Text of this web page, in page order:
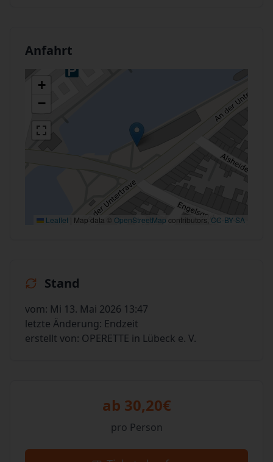
Anfahrt
+
−
Leaflet | Map data © OpenStreetMap contributors, CC-BY-SA
Stand
vom: Mi 13. Mai 2026 13:47
letzte Änderung: Endzeit
erstellt von: OPERETTE in Lübeck e. V.
ab 30,20€
pro Person